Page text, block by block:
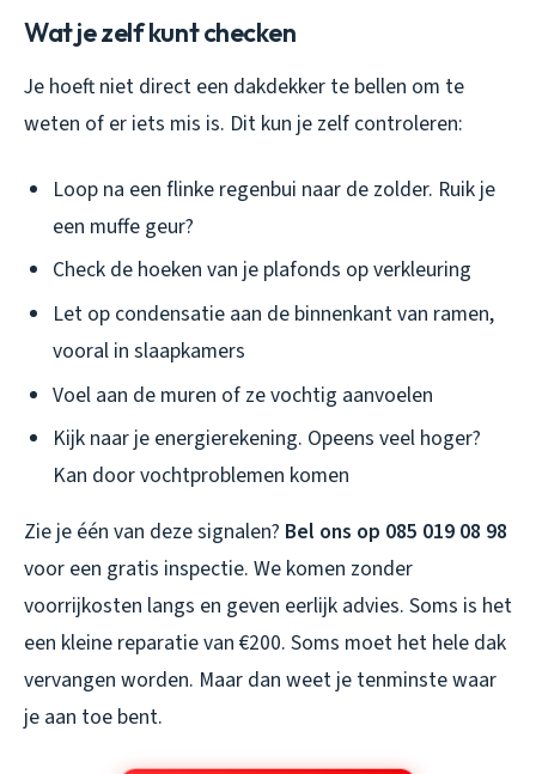
Wat je zelf kunt checken
Je hoeft niet direct een dakdekker te bellen om te
weten of er iets mis is. Dit kun je zelf controleren:
Loop na een flinke regenbui naar de zolder. Ruik je
een muffe geur?
Check de hoeken van je plafonds op verkleuring
Let op condensatie aan de binnenkant van ramen,
vooral in slaapkamers
Voel aan de muren of ze vochtig aanvoelen
Kijk naar je energierekening. Opeens veel hoger?
Kan door vochtproblemen komen
Zie je één van deze signalen? Bel ons op 085 019 08 98
voor een gratis inspectie. We komen zonder
voorrijkosten langs en geven eerlijk advies. Soms is het
een kleine reparatie van €200. Soms moet het hele dak
vervangen worden. Maar dan weet je tenminste waar
je aan toe bent.